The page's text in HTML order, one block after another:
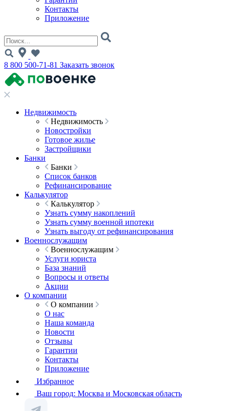
Контакты
Приложение
8 800 500-71-81 Заказать звонок
Недвижимость
Недвижимость
Новостройки
Готовое жилье
Застройщики
Банки
Банки
Список банков
Рефинансирование
Калькулятор
Калькулятор
Узнать сумму накоплений
Узнать сумму военной ипотеки
Узнать выгоду от рефинансирования
Военнослужащим
Военнослужащим
Услуги юриста
База знаний
Вопросы и ответы
Акции
О компании
О компании
О нас
Наша команда
Новости
Отзывы
Гарантии
Контакты
Приложение
Избранное
Ваш город: Москва и Московская область